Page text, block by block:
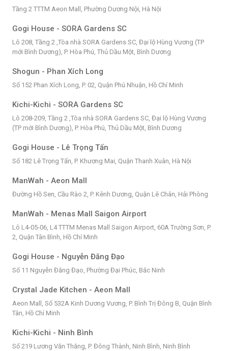
Tầng 2 TTTM Aeon Mall, Phường Dương Nội, Hà Nội
Gogi House - SORA Gardens SC
Lô 208, Tầng 2 ,Tòa nhà SORA Gardens SC, Đại lộ Hùng Vương (TP
mới Bình Dương), P. Hòa Phú, Thủ Dầu Một, Bình Dương
Shogun - Phan Xích Long
Số 152 Phan Xích Long, P. 02, Quận Phú Nhuận, Hồ Chí Minh
Kichi-Kichi - SORA Gardens SC
Lô 208-209, Tầng 2 ,Tòa nhà SORA Gardens SC, Đại lộ Hùng Vương
(TP mới Bình Dương), P. Hòa Phú, Thủ Dầu Một, Bình Dương
Gogi House - Lê Trọng Tấn
Số 182 Lê Trọng Tấn, P. Khương Mai, Quận Thanh Xuân, Hà Nội
ManWah - Aeon Mall
Đường Hồ Sen, Cầu Rào 2, P. Kênh Dương, Quận Lê Chân, Hải Phòng
ManWah - Menas Mall Saigon Airport
Lô L4-05-06, L4 TTTM Menas Mall Saigon Airport, 60A Trường Sơn, P.
2, Quận Tân Bình, Hồ Chí Minh
Gogi House - Nguyễn Đăng Đạo
Số 11 Nguyễn Đăng Đạo, Phường Đại Phúc, Bắc Ninh
Crystal Jade Kitchen - Aeon Mall
Aeon Mall, Số 532A Kinh Dương Vương, P. Bình Trị Đông B, Quận Bình
Tân, Hồ Chí Minh
Kichi-Kichi - Ninh Bình
Số 219 Lương Văn Thăng, P. Đông Thành, Ninh Bình, Ninh Bình